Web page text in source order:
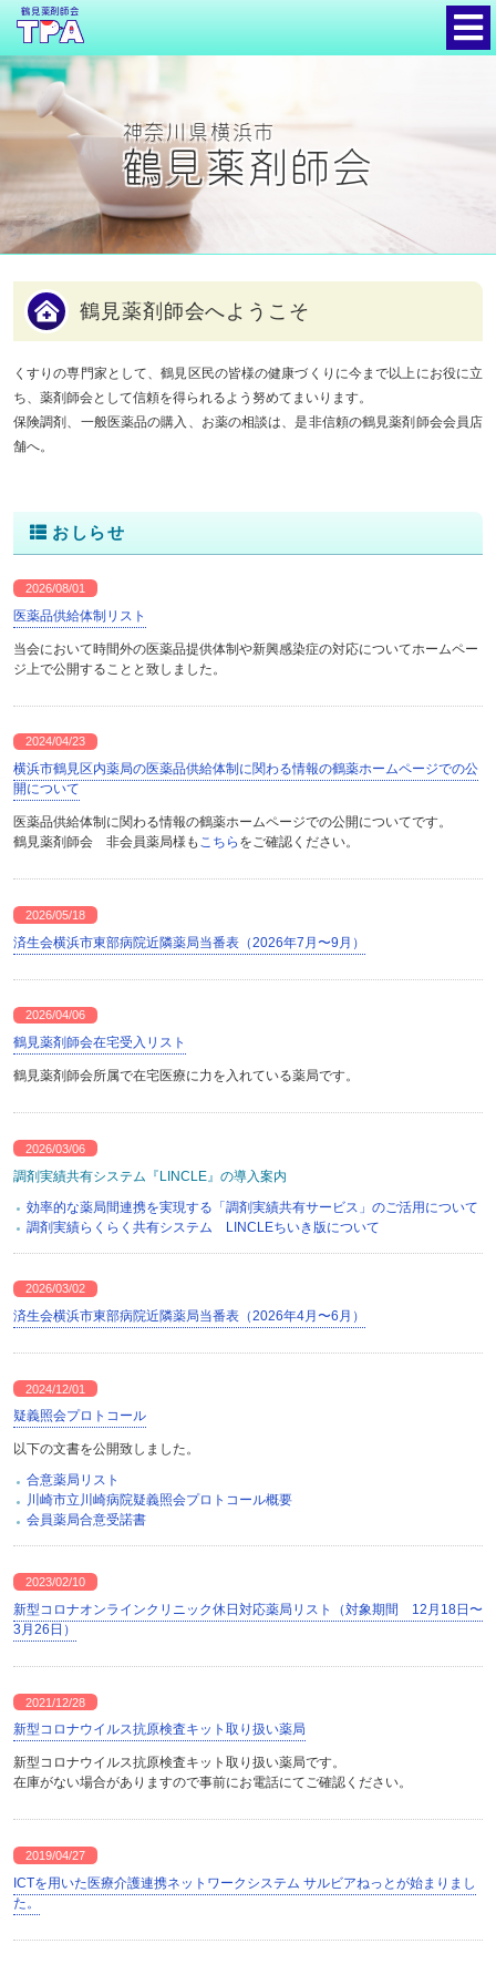
鶴見薬剤師会
神奈川県横浜市
鶴見薬剤師会
鶴見薬剤師会へようこそ
くすりの専門家として、鶴見区民の皆様の健康づくりに今まで以上にお役に立
ち、薬剤師会として信頼を得られるよう努めてまいります。
保険調剤、一般医薬品の購入、お薬の相談は、是非信頼の鶴見薬剤師会会員店
舗へ。
おしらせ
2026/08/01
医薬品供給体制リスト
当会において時間外の医薬品提供体制や新興感染症の対応についてホームペー
ジ上で公開することと致しました。
2024/04/23
横浜市鶴見区内薬局の医薬品供給体制に関わる情報の鶴薬ホームページでの公
開について
医薬品供給体制に関わる情報の鶴薬ホームページでの公開についてです。
鶴見薬剤師会 非会員薬局様も こちら をご確認ください。
2026/05/18
済生会横浜市東部病院近隣薬局当番表（2026年7月〜9月）
2026/04/06
鶴見薬剤師会在宅受入リスト
鶴見薬剤師会所属で在宅医療に力を入れている薬局です。
2026/03/06
調剤実績共有システム『LINCLE』の導入案内
効率的な薬局間連携を実現する「調剤実績共有サービス」のご活用について
調剤実績らくらく共有システム LINCLEちいき版について
2026/03/02
済生会横浜市東部病院近隣薬局当番表（2026年4月〜6月）
2024/12/01
疑義照会プロトコール
以下の文書を公開致しました。
合意薬局リスト
川崎市立川崎病院疑義照会プロトコール概要
会員薬局合意受諾書
2023/02/10
新型コロナオンラインクリニック休日対応薬局リスト（対象期間 12月18日〜
3月26日）
2021/12/28
新型コロナウイルス抗原検査キット取り扱い薬局
新型コロナウイルス抗原検査キット取り扱い薬局です。
在庫がない場合がありますので事前にお電話にてご確認ください。
2019/04/27
ICTを用いた医療介護連携ネットワークシステム サルビアねっとが始まりまし
た。